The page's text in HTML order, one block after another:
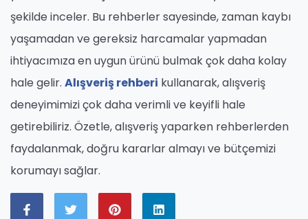
şekilde inceler. Bu rehberler sayesinde, zaman kaybı
yaşamadan ve gereksiz harcamalar yapmadan
ihtiyacımıza en uygun ürünü bulmak çok daha kolay
hale gelir. Alışveriş rehberi kullanarak, alışveriş
deneyimimizi çok daha verimli ve keyifli hale
getirebiliriz. Özetle, alışveriş yaparken rehberlerden
faydalanmak, doğru kararlar almayı ve bütçemizi
korumayı sağlar.